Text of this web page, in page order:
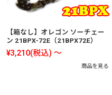
【箱なし】オレゴン ソーチェー
ン 21BPX-72E（21BPX72E）
¥3,210(税込) ～
商品を見る